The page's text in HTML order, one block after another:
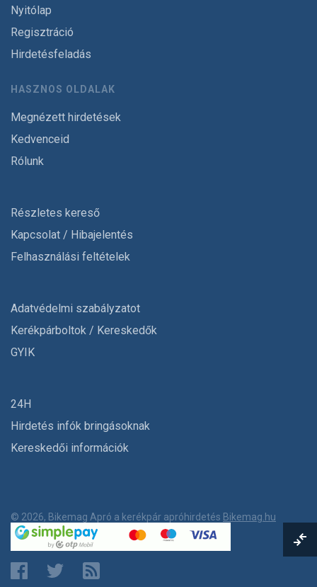
Nyitólap
Regisztráció
Hirdetésfeladás
HASZNOS OLDALAK
Megnézett hirdetések
Kedvenceid
Rólunk
Részletes kereső
Kapcsolat / Hibajelentés
Felhasználási feltételek
Adatvédelmi szabályzatot
Kerékpárboltok / Kereskedők
GYIK
24H
Hirdetés infók bringásoknak
Kereskedői információk
© 2026, Bikemag Apró a kerékpár apróhirdetés Bikemag.hu